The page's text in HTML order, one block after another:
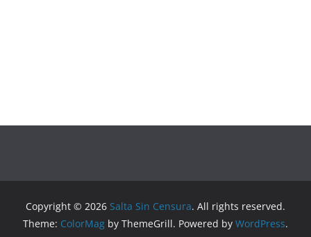
Copyright © 2026 Salta Sin Censura. All rights reserved.
Theme: ColorMag by ThemeGrill. Powered by WordPress.